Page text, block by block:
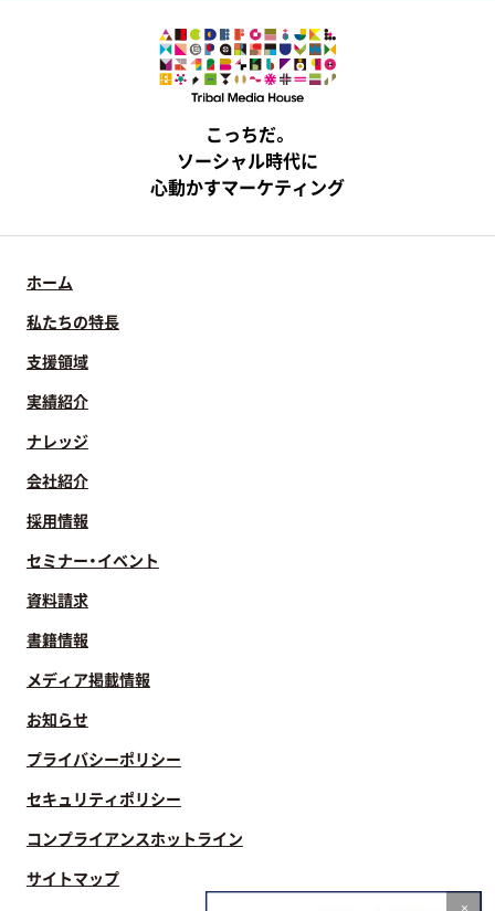
こっちだ。
ソーシャル時代に
心動かすマーケティング
ホーム
私たちの特長
支援領域
実績紹介
ナレッジ
会社紹介
採用情報
セミナー・イベント
資料請求
書籍情報
メディア掲載情報
お知らせ
プライバシーポリシー
セキュリティポリシー
コンプライアンスホットライン
サイトマップ